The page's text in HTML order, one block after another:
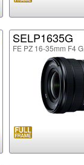
SELP1635G
FE PZ 16-35mm F4 G